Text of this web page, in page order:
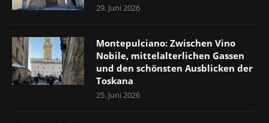
29. Juni 2026
Montepulciano: Zwischen Vino
Nobile, mittelalterlichen Gassen
und den schönsten Ausblicken der
Toskana
25. Juni 2026